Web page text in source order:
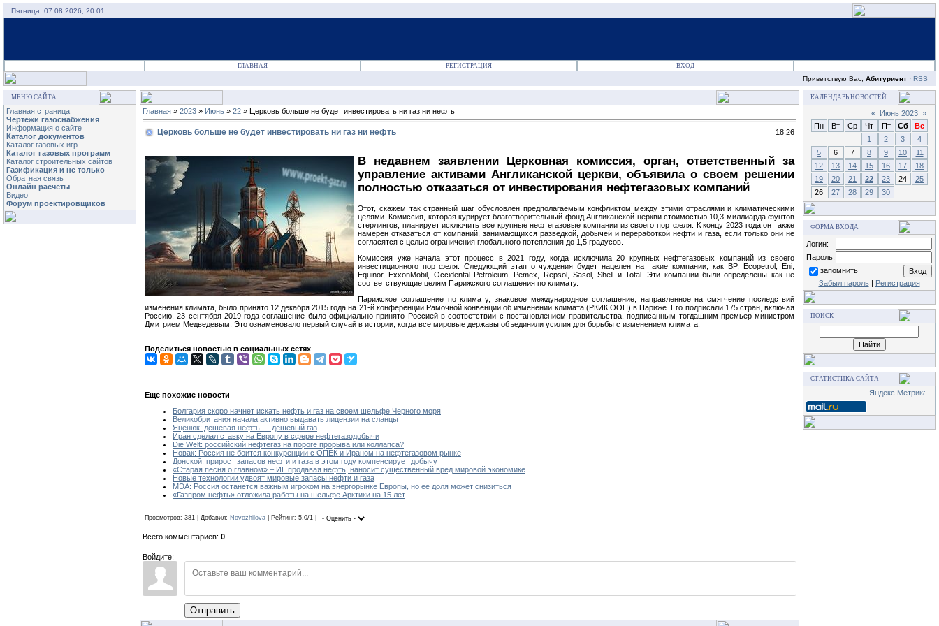
Пятница, 07.08.2026, 20:01
ГЛАВНАЯ РЕГИСТРАЦИЯ ВХОД
Приветствую Вас, Абитуриент · RSS
МЕНЮ САЙТА
Главная страница
Чертежи газоснабжения
Информация о сайте
Каталог документов
Каталог газовых игр
Каталог газовых программ
Каталог строительных сайтов
Газификация и не только
Обратная связь
Онлайн расчеты
Видео
Форум проектировщиков
Главная » 2023 » Июнь » 22 » Церковь больше не будет инвестировать ни газ ни нефть
Церковь больше не будет инвестировать ни газ ни нефть 18:26
В недавнем заявлении Церковная комиссия, орган, ответственный за
управление активами Англиканской церкви, объявила о своем решении
полностью отказаться от инвестирования нефтегазовых компаний
Этот, скажем так странный шаг обусловлен предполагаемым конфликтом между этими отраслями и климатическими
целями. Комиссия, которая курирует благотворительный фонд Англиканской церкви стоимостью 10,3 миллиарда фунтов
стерлингов, планирует исключить все крупные нефтегазовые компании из своего портфеля. К концу 2023 года он также
намерен отказаться от компаний, занимающихся разведкой, добычей и переработкой нефти и газа, если только они не
согласятся с целью ограничения глобального потепления до 1,5 градусов.
Комиссия уже начала этот процесс в 2021 году, когда исключила 20 крупных нефтегазовых компаний из своего
инвестиционного портфеля. Следующий этап отчуждения будет нацелен на такие компании, как BP, Ecopetrol, Eni,
Equinor, ExxonMobil, Occidental Petroleum, Pemex, Repsol, Sasol, Shell и Total. Эти компании были определены как не
соответствующие целям Парижского соглашения по климату.
Парижское соглашение по климату, знаковое международное соглашение, направленное на смягчение последствий
изменения климата, было принято 12 декабря 2015 года на 21-й конференции Рамочной конвенции об изменении климата (РКИК ООН) в Париже. Его подписали 175 стран, включая
Россию. 23 сентября 2019 года соглашение было официально принято Россией в соответствии с постановлением правительства, подписанным тогдашним премьер-министром
Дмитрием Медведевым. Это ознаменовало первый случай в истории, когда все мировые державы объединили усилия для борьбы с изменением климата.
Поделиться новостью в социальных сетях
Еще похожие новости
Болгария скоро начнет искать нефть и газ на своем шельфе Черного моря
Великобритания начала активно выдавать лицензии на сланцы
Яценюк: дешевая нефть — дешевый газ
Иран сделал ставку на Европу в сфере нефтегазодобычи
Die Welt: российский нефтегаз на пороге прорыва или коллапса?
Новак: Россия не боится конкуренции с ОПЕК и Ираном на нефтегазовом рынке
Донской: прирост запасов нефти и газа в этом году компенсирует добычу
«Старая песня о главном» – ИГ продавая нефть, наносит существенный вред мировой экономике
Новые технологии удвоят мировые запасы нефти и газа
МЭА: Россия останется важным игроком на энергорынке Европы, но ее доля может снизиться
«Газпром нефть» отложила работы на шельфе Арктики на 15 лет
Просмотров: 381 | Добавил: Novozhilova | Рейтинг: 5.0/1 |
Всего комментариев: 0
Войдите:
Отправить
КАЛЕНДАРЬ НОВОСТЕЙ
« Июнь 2023 »
Пн
Вт Ср Чт Пт Сб
Вс
1
2 3
4
5
6 7 8 9 10
11
12
13 14 15 16 17
18
19
20 21 22 23 24
25
26
27 28 29 30
ФОРМА ВХОДА
Логин:
Пароль:
запомнить
Забыл пароль| Регистрация
ПОИСК
СТАТИСТИКА САЙТА